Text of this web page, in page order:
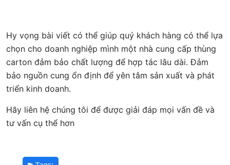
Hy vọng bài viết có thể giúp quý khách hàng có thể lựa
chọn cho doanh nghiệp mình một nhà cung cấp thùng
carton đảm bảo chất lượng để hợp tác lâu dài. Đảm
bảo nguồn cung ổn định để yên tâm sản xuất và phát
triển kinh doanh.
Hãy liên hệ chúng tôi để được giải đáp mọi vấn đề và
tư vấn cụ thể hơn